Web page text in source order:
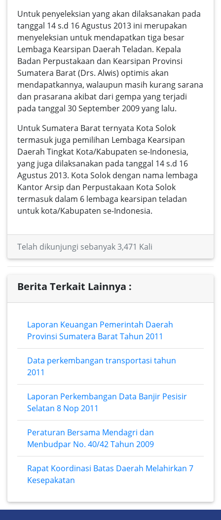
Untuk penyeleksian yang akan dilaksanakan pada
tanggal 14 s.d 16 Agustus 2013 ini merupakan
menyeleksian untuk mendapatkan tiga besar
Lembaga Kearsipan Daerah Teladan. Kepala
Badan Perpustakaan dan Kearsipan Provinsi
Sumatera Barat (Drs. Alwis) optimis akan
mendapatkannya, walaupun masih kurang sarana
dan prasarana akibat dari gempa yang terjadi
pada tanggal 30 September 2009 yang lalu.
Untuk Sumatera Barat ternyata Kota Solok
termasuk juga pemilihan Lembaga Kearsipan
Daerah Tingkat Kota/Kabupaten se-Indonesia,
yang juga dilaksanakan pada tanggal 14 s.d 16
Agustus 2013. Kota Solok dengan nama lembaga
Kantor Arsip dan Perpustakaan Kota Solok
termasuk dalam 6 lembaga kearsipan teladan
untuk kota/Kabupaten se-Indonesia.
Telah dikunjungi sebanyak 3,471 Kali
Berita Terkait Lainnya :
Laporan Keuangan Pemerintah Daerah
Provinsi Sumatera Barat Tahun 2011
Data perkembangan transportasi tahun
2011
Laporan Perkembangan Data Banjir Pesisir
Selatan 8 Nop 2011
Peraturan Bersama Mendagri dan
Menbudpar No. 40/42 Tahun 2009
Rapat Koordinasi Batas Daerah Melahirkan 7
Kesepakatan